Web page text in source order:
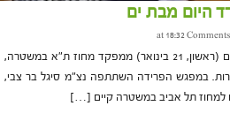
היום מבת ים
ראש עיריית בת ים יוסי בכר נפרד היום (ראשון, 21 בינואר) ממפקד מחוז ת"א במשטרה,
במפגש הפרידה השתתפה נצ"מ סיגל בר צבי,
למחוז תל אביב במשטרה קיים […]